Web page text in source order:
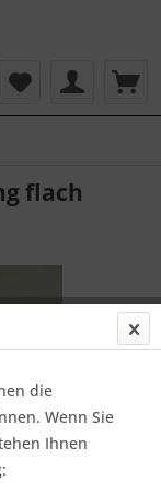
flach
die
Wenn Sie
Ihnen